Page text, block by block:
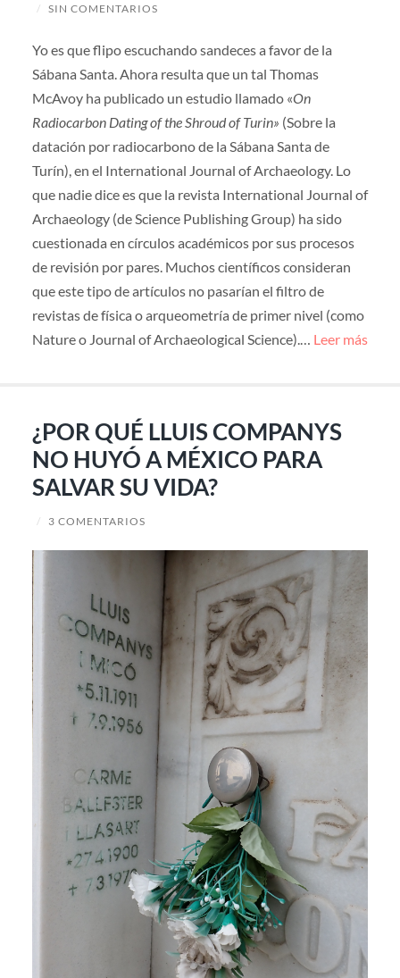
/ SIN COMENTARIOS
Yo es que flipo escuchando sandeces a favor de la
Sábana Santa. Ahora resulta que un tal Thomas
McAvoy ha publicado un estudio llamado «On
Radiocarbon Dating of the Shroud of Turin» (Sobre la
datación por radiocarbono de la Sábana Santa de
Turín), en el International Journal of Archaeology. Lo
que nadie dice es que la revista International Journal of
Archaeology (de Science Publishing Group) ha sido
cuestionada en círculos académicos por sus procesos
de revisión por pares. Muchos científicos consideran
que este tipo de artículos no pasarían el filtro de
revistas de física o arqueometría de primer nivel (como
Nature o Journal of Archaeological Science).… Leer más
¿POR QUÉ LLUIS COMPANYS
NO HUYÓ A MÉXICO PARA
SALVAR SU VIDA?
/ 3 COMENTARIOS